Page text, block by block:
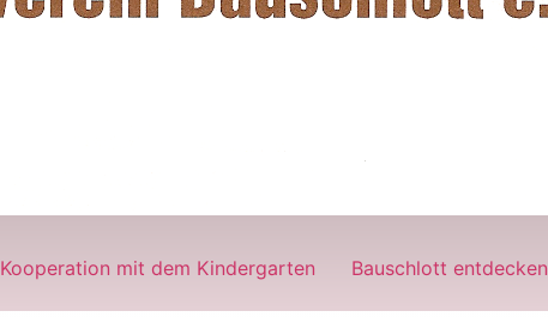
Kooperation mit dem Kindergarten Bauschlott entdecken